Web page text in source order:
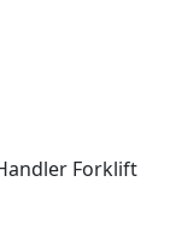
Forklift